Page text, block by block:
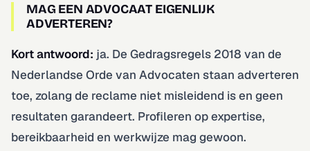
MAG EEN ADVOCAAT EIGENLIJK
ADVERTEREN?
Kort antwoord: ja. De Gedragsregels 2018 van de
Nederlandse Orde van Advocaten staan adverteren
toe, zolang de reclame niet misleidend is en geen
resultaten garandeert. Profileren op expertise,
bereikbaarheid en werkwijze mag gewoon.